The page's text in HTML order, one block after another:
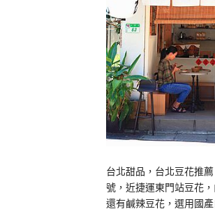
台北甜品，台北豆花推
號，近捷運東門站豆花
還有鹹辣豆花，選用國